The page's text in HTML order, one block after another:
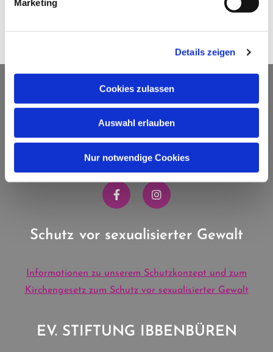
Marketing
Details zeigen
Cookies zulassen
Auswahl erlauben
Nur notwendige Cookies
EV. KIRCHENGEMEINDE
T: 05451 6480 | M:info.evibb@ekvw.de
Schutz vor sexualisierter Gewalt
Informationen zu unserem Schutzkonzept und zum
Kirchengesetz zum Schutz vor sexualisierter Gewalt
EV. STIFTUNG IBBENBÜREN